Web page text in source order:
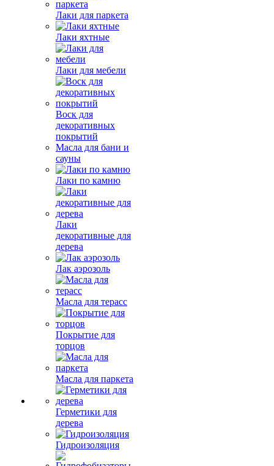
Лаки для паркета
Лаки яхтные
Лаки для мебели
Воск для
декоративных
покрытий
Масла для бани и
сауны
Лаки по камню
Лаки
декоративные для
дерева
Лак аэрозоль
Масла для терасс
Покрытие для
торцов
Масла для паркета
Герметики для
дерева
Гидроизоляция